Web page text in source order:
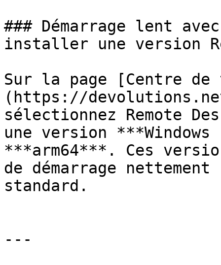
### Démarrage lent
installer une version
Sur la page [Centre de
(https://
sélectionnez Remote
une version
***arm64***. Ces
de démarrage
standard.
---